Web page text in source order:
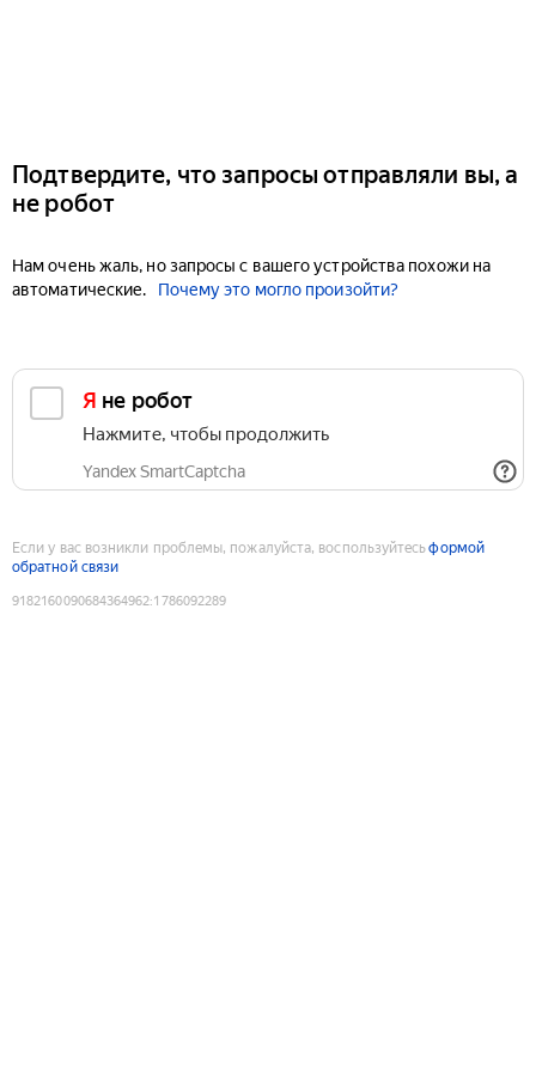
Подтвердите, что запросы отправляли вы, а
не робот
Нам очень жаль, но запросы с вашего устройства похожи на
автоматические.
Почему это могло произойти?
Я не робот
Нажмите, чтобы продолжить
Yandex SmartCaptcha
Если у вас возникли проблемы, пожалуйста, воспользуйтесьформой
обратной связи
9182160090684364962:1786092289